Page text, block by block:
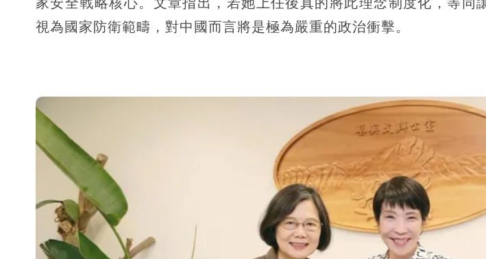
視為國家防衛範疇，對中國而言將是極為嚴重的政治衝擊。